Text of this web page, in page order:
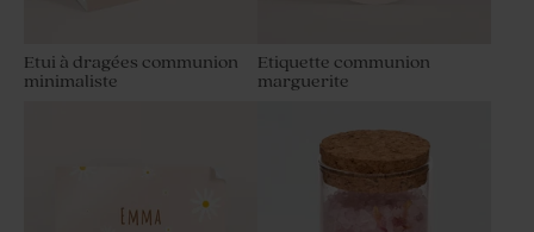
Etui à dragées communion
minimaliste
Etiquette communion
marguerite